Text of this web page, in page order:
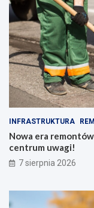
INFRASTRUKTURA
Nowa era
centrum uwagi!
7 sierpnia 2026